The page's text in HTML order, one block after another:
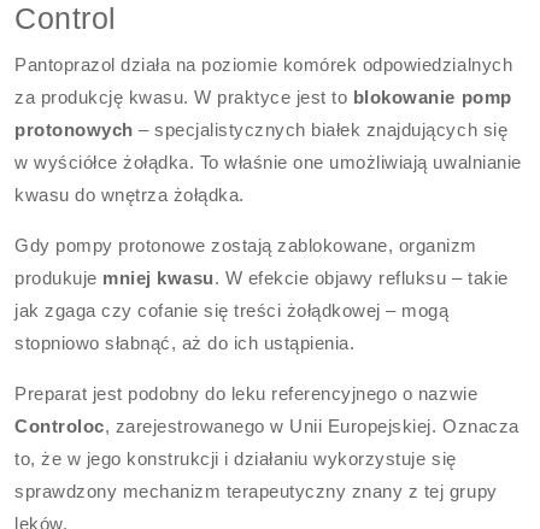
Control
Pantoprazol działa na poziomie komórek odpowiedzialnych
za produkcję kwasu. W praktyce jest to blokowanie pomp
protonowych – specjalistycznych białek znajdujących się
w wyściółce żołądka. To właśnie one umożliwiają uwalnianie
kwasu do wnętrza żołądka.
Gdy pompy protonowe zostają zablokowane, organizm
produkuje mniej kwasu. W efekcie objawy refluksu – takie
jak zgaga czy cofanie się treści żołądkowej – mogą
stopniowo słabnąć, aż do ich ustąpienia.
Preparat jest podobny do leku referencyjnego o nazwie
Controloc, zarejestrowanego w Unii Europejskiej. Oznacza
to, że w jego konstrukcji i działaniu wykorzystuje się
sprawdzony mechanizm terapeutyczny znany z tej grupy
leków.